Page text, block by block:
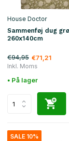
House Doctor
Sammenføj dug
260x140cm
€94,95 €71,21
Inkl. Moms
• På lager
SALE 10%